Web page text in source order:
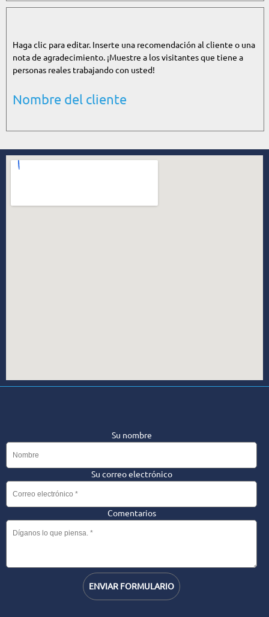
Haga clic para editar. Inserte una recomendación al cliente o una
nota de agradecimiento. ¡Muestre a los visitantes que tiene a
personas reales trabajando con usted!
Nombre del cliente
Su nombre
Su correo electrónico
Comentarios
ENVIAR FORMULARIO